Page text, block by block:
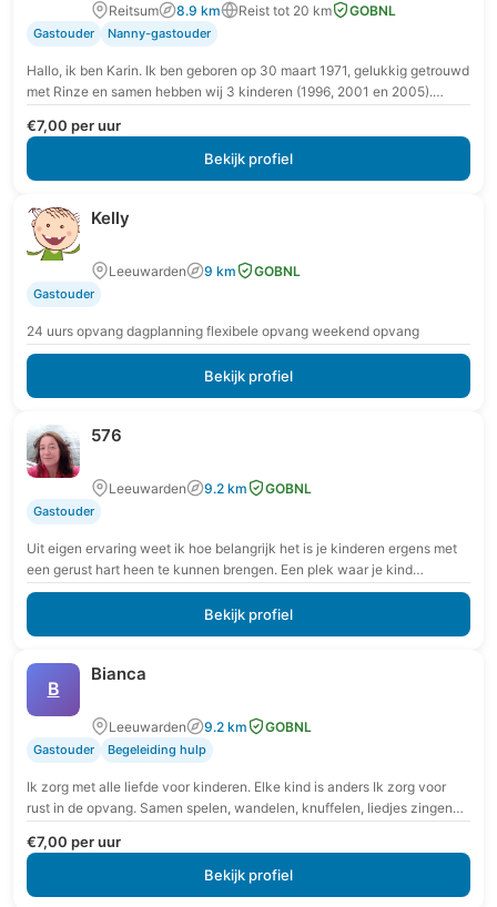
Reitsum 8.9 km Reist tot 20 km GOBNL
Gastouder Nanny-gastouder
Hallo, ik ben Karin. Ik ben geboren op 30 maart 1971, gelukkig getrouwd
met Rinze en samen hebben wij 3 kinderen (1996, 2001 en 2005).…
€7,00 per uur
Bekijk profiel
Kelly
Leeuwarden 9 km GOBNL
Gastouder
24 uurs opvang dagplanning flexibele opvang weekend opvang
Bekijk profiel
576
Leeuwarden 9.2 km GOBNL
Gastouder
Uit eigen ervaring weet ik hoe belangrijk het is je kinderen ergens met
een gerust hart heen te kunnen brengen. Een plek waar je kind…
Bekijk profiel
B
Bianca
Leeuwarden 9.2 km GOBNL
Gastouder Begeleiding hulp
Ik zorg met alle liefde voor kinderen. Elke kind is anders Ik zorg voor
rust in de opvang. Samen spelen, wandelen, knuffelen, liedjes zingen
€7,00 per uur
Bekijk profiel